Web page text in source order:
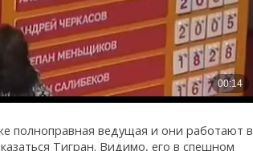
полноправная ведущая и они работают в
Тигран. Видимо, его в спешном